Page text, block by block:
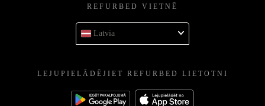
REFURBED VIETNĒ
Latvia
LEJUPIELĀDĒJIET REFURBED LIETOTNI